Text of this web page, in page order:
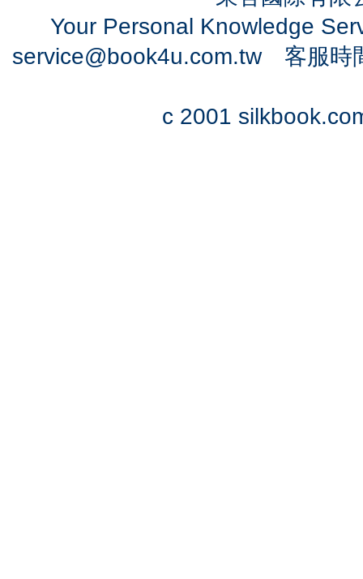
Your Personal Knowledge
service@book4u.com.tw客服時
c 2001